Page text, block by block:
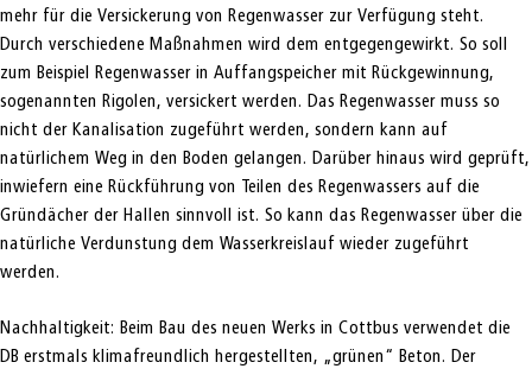
mehr für die Versickerung von Regenwasser zur Verfügung steht.
Durch verschiedene Maßnahmen wird dem entgegengewirkt. So soll
zum Beispiel Regenwasser in Auffangspeicher mit Rückgewinnung,
sogenannten Rigolen, versickert werden. Das Regenwasser muss so
nicht der Kanalisation zugeführt werden, sondern kann auf
natürlichem Weg in den Boden gelangen. Darüber hinaus wird geprüft,
inwiefern eine Rückführung von Teilen des Regenwassers auf die
Gründächer der Hallen sinnvoll ist. So kann das Regenwasser über die
natürliche Verdunstung dem Wasserkreislauf wieder zugeführt
werden.
Nachhaltigkeit: Beim Bau des neuen Werks in Cottbus verwendet die
DB erstmals klimafreundlich hergestellten, „grünen“ Beton. Der